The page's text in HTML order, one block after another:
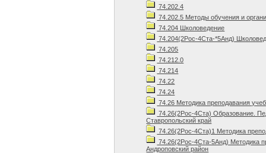
74.202.4
74.202.5 Методы обучения и
74.204 Школоведение
74.204(2Рос-4Ста-*5Анд)
74.205
74.212.0
74.214
74.22
74.24
74.26 Методика преподавания
74.26(2Рос-4Ста) Образование.
Ставропольский край
74.26(2Рос-4Ста)1 Методика
74.26(2Рос-4Ста-5Анд) Методика
Андроповский район